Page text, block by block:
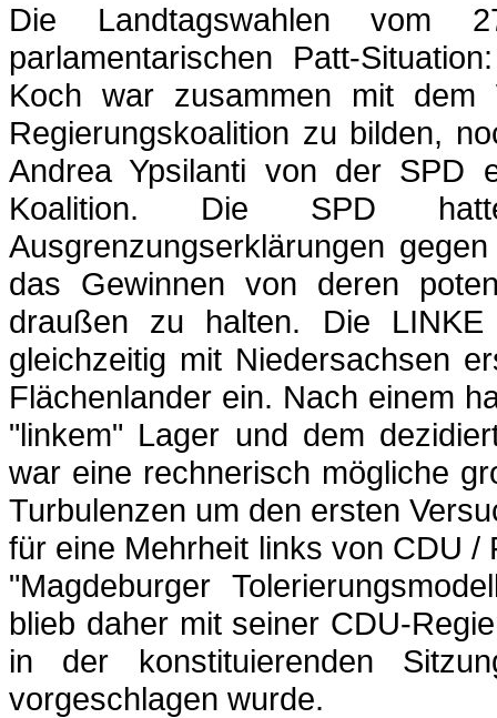
Die Landtagswahlen vom
parlamentarischen Patt-
Koch war zusammen mit
Regierungskoalition zu bilden,
AndreaYpsilanti von der SPD
Koalition. Die SPD
Ausgrenzungserklärungen
das Gewinnen von deren
draußen zu halten. Die
gleichzeitig mit Niedersachsen
Flächenlander ein. Nach einem
"linkem" Lager und dem
war eine rechnerisch mögliche
Turbulenzen um den ersten
für eine Mehrheit links von CDU
"Magdeburger
blieb daher mit seiner CDU-
in der konstituierenden
vorgeschlagen wurde.